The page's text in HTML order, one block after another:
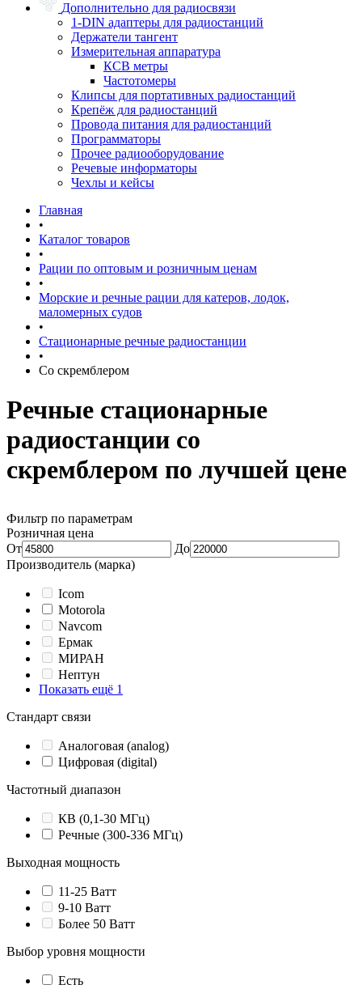
Дополнительно для радиосвязи
1-DIN адаптеры для радиостанций
Держатели тангент
Измерительная аппаратура
КСВ метры
Частотомеры
Клипсы для портативных радиостанций
Крепёж для радиостанций
Провода питания для радиостанций
Программаторы
Прочее радиооборудование
Речевые информаторы
Чехлы и кейсы
Главная
•
Каталог товаров
•
Рации по оптовым и розничным ценам
•
Морские и речные рации для катеров, лодок,
маломерных судов
•
Стационарные речные радиостанции
•
Со скремблером
Речные стационарные
радиостанции со
скремблером по лучшей цене
Фильтр по параметрам
Розничная цена
От
До
Производитель (марка)
Icom
Motorola
Navcom
Ермак
МИРАН
Нептун
Показать ещё 1
Стандарт связи
Аналоговая (analog)
Цифровая (digital)
Частотный диапазон
КВ (0,1-30 МГц)
Речные (300-336 МГц)
Выходная мощность
11-25 Ватт
9-10 Ватт
Более 50 Ватт
Выбор уровня мощности
Есть